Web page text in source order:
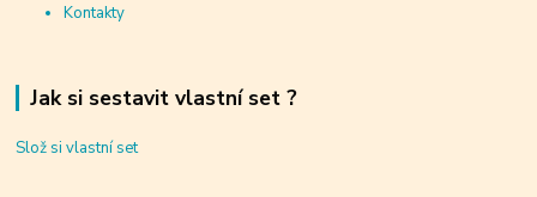
Kontakty
Jak si sestavit vlastní set ?
Slož si vlastní set